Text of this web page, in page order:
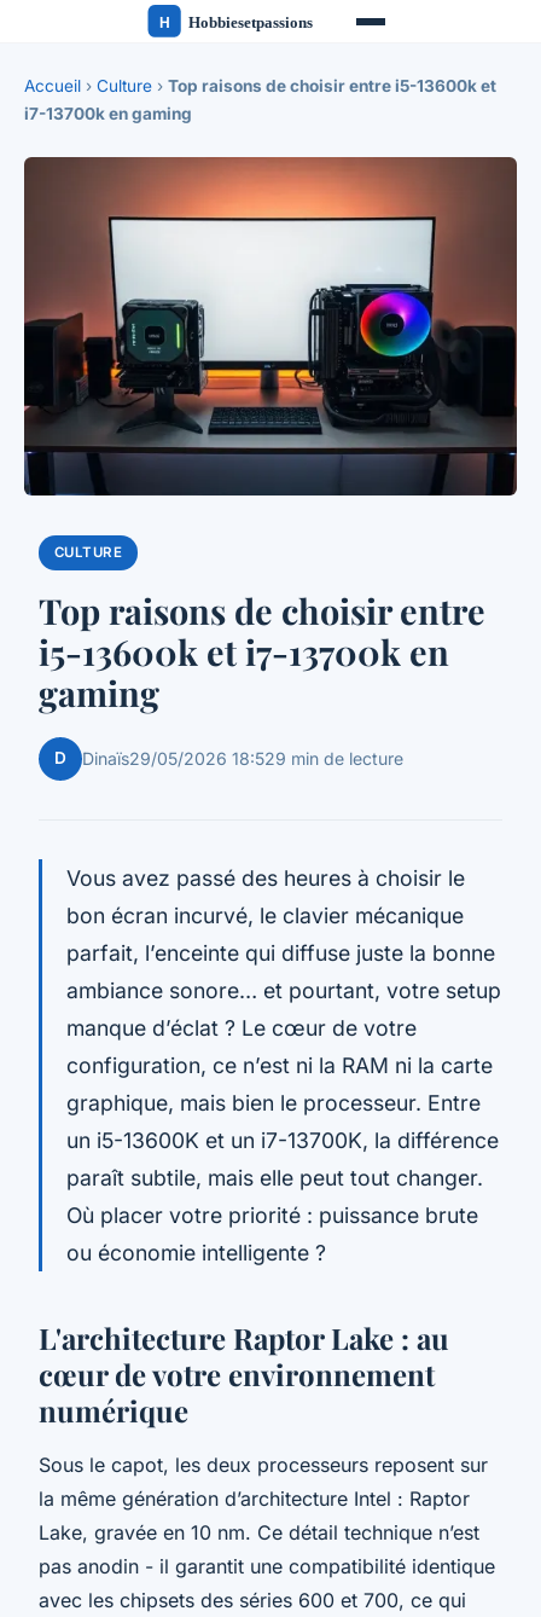
Accueil › Culture › Top raisons de choisir entre i5-13600k et
i7-13700k en gaming
CULTURE
Top raisons de choisir entre
i5-13600k et i7-13700k en
gaming
D Dinaïs29/05/2026 18:529 min de lecture
Vous avez passé des heures à choisir le
bon écran incurvé, le clavier mécanique
parfait, l’enceinte qui diffuse juste la bonne
ambiance sonore… et pourtant, votre setup
manque d’éclat ? Le cœur de votre
configuration, ce n’est ni la RAM ni la carte
graphique, mais bien le processeur. Entre
un i5-13600K et un i7-13700K, la différence
paraît subtile, mais elle peut tout changer.
Où placer votre priorité : puissance brute
ou économie intelligente ?
L'architecture Raptor Lake : au
cœur de votre environnement
numérique
Sous le capot, les deux processeurs reposent sur
la même génération d’architecture Intel : Raptor
Lake, gravée en 10 nm. Ce détail technique n’est
pas anodin - il garantit une compatibilité identique
avec les chipsets des séries 600 et 700, ce qui